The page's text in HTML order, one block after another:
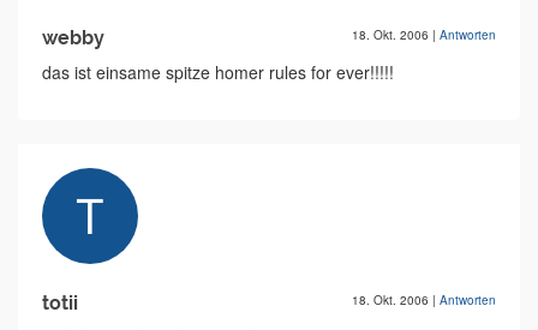
webby 18. Okt. 2006 | Antworten
das ist einsame spitze homer rules for ever!!!!!
totii 18. Okt. 2006 | Antworten